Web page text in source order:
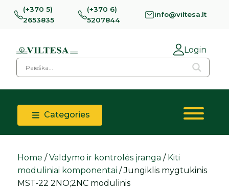
(+370 5)
2653835
(+370 6)
5207844
info@viltesa.lt
Login
Categories
Home /Valdymo ir kontrolės įranga / Kiti
moduliniai komponentai / Jungiklis mygtukinis
MST-22 2NO;2NC modulinis